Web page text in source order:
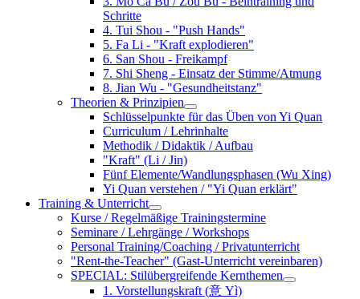
Schritte
4. Tui Shou - "Push Hands"
5. Fa Li - "Kraft explodieren"
6. San Shou - Freikampf
7. Shi Sheng - Einsatz der Stimme/Atmung
8. Jian Wu - "Gesundheitstanz"
Theorien & Prinzipien
Schlüsselpunkte für das Üben von Yi Quan
Curriculum / Lehrinhalte
Methodik / Didaktik / Aufbau
"Kraft" (Li / Jin)
Fünf Elemente/Wandlungsphasen (Wu Xing)
Yi Quan verstehen / "Yi Quan erklärt"
Training & Unterricht
Kurse / Regelmäßige Trainingstermine
Seminare / Lehrgänge / Workshops
Personal Training/Coaching / Privatunterricht
"Rent-the-Teacher" (Gast-Unterricht vereinbaren)
SPECIAL: Stilübergreifende Kernthemen
1. Vorstellungskraft (意 Yì)